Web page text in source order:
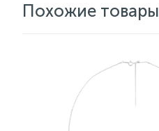
Похожие товары